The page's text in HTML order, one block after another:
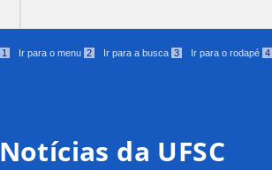
1 Ir para o menu 2 Ir para a busca 3 Ir para o rodapé 4
Notícias da UFSC